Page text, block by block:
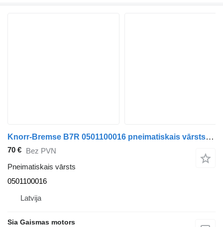
Knorr-Bremse B7R 0501100016 pneimatiskais vārsts paredzēts Volvo B7, B8, B9, B12 autobusa
70 € Bez PVN
Pneimatiskais vārsts
0501100016
Latvija
Sia Gaismas motors